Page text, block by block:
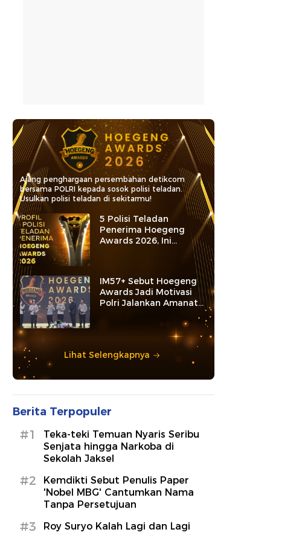
Ajang penghargaan persembahan detikcom
bersama POLRI kepada sosok polisi teladan.
Usulkan polisi teladan di sekitarmu!
5 Polisi Teladan
Penerima Hoegeng
Awards 2026, Ini
Kategori dan Kiprahnya
IM57+ Sebut Hoegeng
Awards Jadi Motivasi
Polri Jalankan Amanat
Lihat Selengkapnya
Berita Terpopuler
#1
Teka-teki Temuan Nyaris Seribu
Senjata hingga Narkoba di
Sekolah Jaksel
#2
Kemdikti Sebut Penulis Paper
'Nobel MBG' Cantumkan Nama
Tanpa Persetujuan
#3 Roy Suryo Kalah Lagi dan Lagi